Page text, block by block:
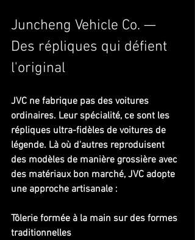
Juncheng Vehicle Co. —
Des répliques qui défient
l'original
JVC ne fabrique pas des voitures
ordinaires. Leur spécialité, ce sont les
répliques ultra-fidèles de voitures de
légende. Là où d'autres reproduisent
des modèles de manière grossière avec
des matériaux bon marché, JVC adopte
une approche artisanale :
Tôlerie formée à la main sur des formes
traditionnelles